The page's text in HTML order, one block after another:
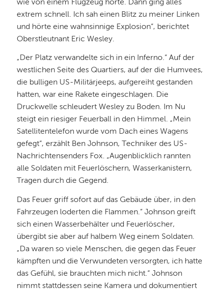
wie von einem Flugzeug hörte. Dann ging alles
extrem schnell. Ich sah einen Blitz zu meiner Linken
und hörte eine wahnsinnige Explosion“, berichtet
Oberstleutnant Eric Wesley.
„Der Platz verwandelte sich in ein Inferno.“ Auf der
westlichen Seite des Quartiers, auf der die Humvees,
die bulligen US-Militärjeeps, aufgereiht gestanden
hatten, war eine Rakete eingeschlagen. Die
Druckwelle schleudert Wesley zu Boden. Im Nu
steigt ein riesiger Feuerball in den Himmel. „Mein
Satellitentelefon wurde vom Dach eines Wagens
gefegt“, erzählt Ben Johnson, Techniker des US-
Nachrichtensenders Fox. „Augenblicklich rannten
alle Soldaten mit Feuerlöschern, Wasserkanistern,
Tragen durch die Gegend.
Das Feuer griff sofort auf das Gebäude über, in den
Fahrzeugen loderten die Flammen.“ Johnson greift
sich einen Wasserbehälter und Feuerlöscher,
übergibt sie aber auf halbem Weg einem Soldaten.
„Da waren so viele Menschen, die gegen das Feuer
kämpften und die Verwundeten versorgten, ich hatte
das Gefühl, sie brauchten mich nicht.“ Johnson
nimmt stattdessen seine Kamera und dokumentiert